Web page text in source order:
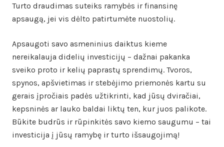
Turto draudimas suteiks ramybės ir finansinę
apsaugą, jei vis dėlto patirtumėte nuostolių.
Apsaugoti savo asmeninius daiktus kieme
nereikalauja didelių investicijų – dažnai pakanka
sveiko proto ir kelių paprastų sprendimų. Tvoros,
spynos, apšvietimas ir stebėjimo priemonės kartu su
gerais įpročiais padės užtikrinti, kad jūsų dviračiai,
kepsninės ar lauko baldai liktų ten, kur juos palikote.
Būkite budrūs ir rūpinkitės savo kiemo saugumu – tai
investicija į jūsų ramybę ir turto išsaugojimą!